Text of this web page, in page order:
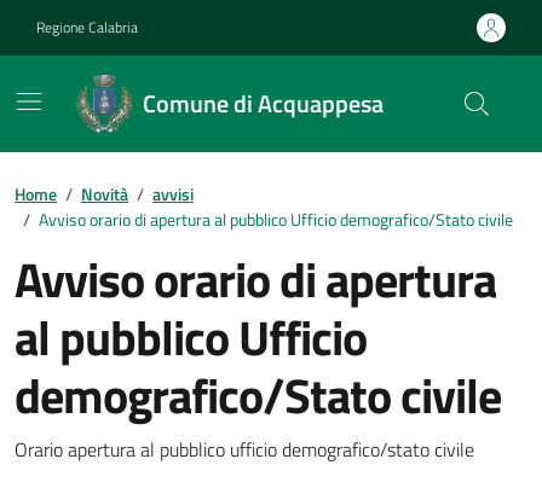
Regione Calabria
Comune di Acquappesa
Home / Novità / avvisi
/ Avviso orario di apertura al pubblico Ufficio demografico/Stato civile
Avviso orario di apertura
al pubblico Ufficio
demografico/Stato civile
Dettagli della notizia
Orario apertura al pubblico ufficio demografico/stato civile